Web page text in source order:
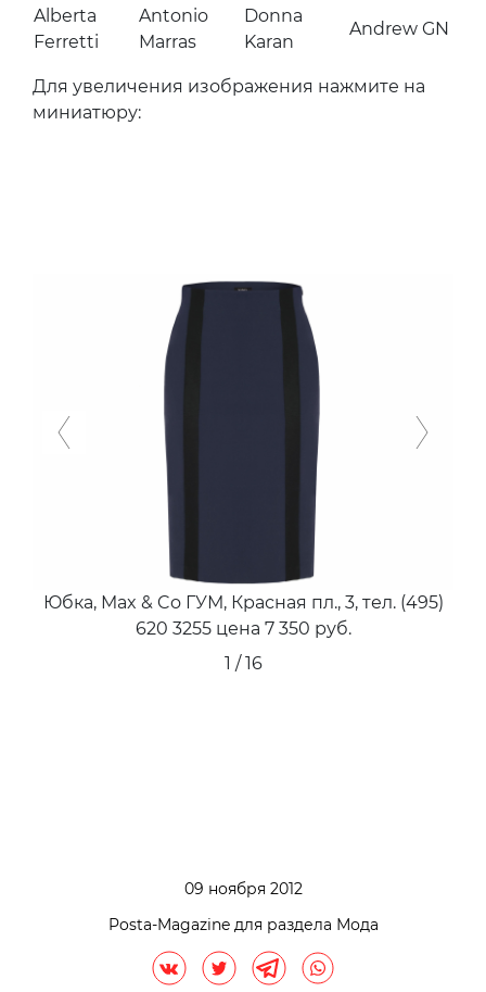
Alberta
Ferretti
Antonio
Marras
Donna
Karan
Andrew GN
Для увеличения изображения нажмите на
миниатюру:
Юбка, Juicy Couture ТЦ u00abВремена
Годаu00bb, Кутузовский пр-т., 48, тел. (495) 221
6470 цена 8 400 руб
09 ноября 2012
Posta-Magazine для раздела Мода